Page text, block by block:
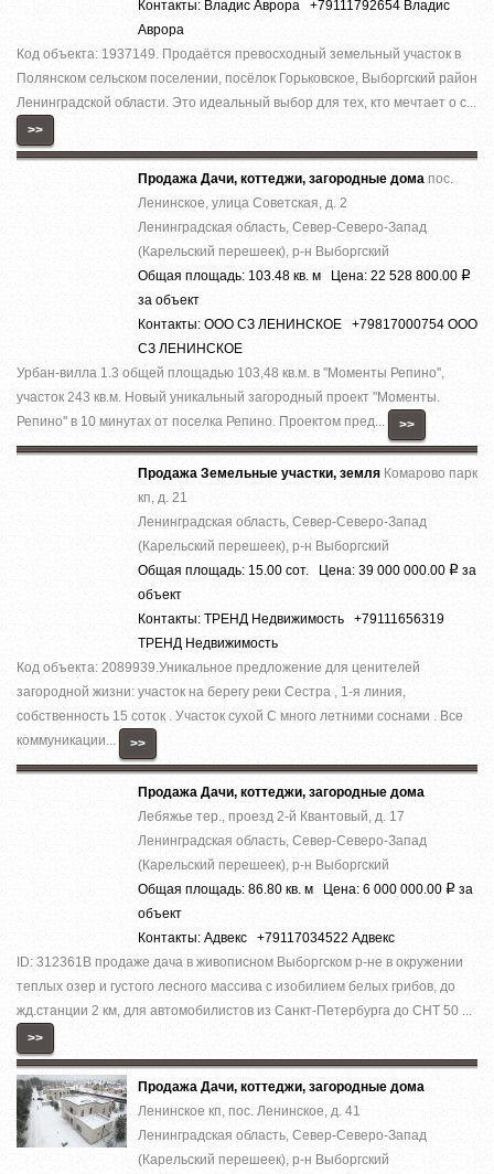
Контакты: Владис Аврора +79111792654 Владис
Аврора
Код объекта: 1937149. Продаётся превосходный земельный участок в
Полянском сельском поселении, посёлок Горьковское, Выборгский район
Ленинградской области. Это идеальный выбор для тех, кто мечтает о с...
>>
Продажа Дачи, коттеджи, загородные дома пос.
Ленинское, улица Советская, д. 2
Ленинградская область, Север-Северо-Запад
(Карельский перешеек), р-н Выборгский
Общая площадь: 103.48 кв. м Цена: 22 528 800.00 Р
за объект
Контакты: ООО СЗ ЛЕНИНСКОЕ +79817000754 ООО
СЗ ЛЕНИНСКОЕ
Урбан-вилла 1.3 общей площадью 103,48 кв.м. в ''Моменты Репино'',
участок 243 кв.м. Новый уникальный загородный проект ''Моменты.
Репино'' в 10 минутах от поселка Репино. Проектом пред...
>>
Продажа Земельные участки, земля Комарово парк
кп, д. 21
Ленинградская область, Север-Северо-Запад
(Карельский перешеек), р-н Выборгский
Общая площадь: 15.00 сот. Цена: 39 000 000.00 Р за
объект
Контакты: ТРЕНД Недвижимость +79111656319
ТРЕНД Недвижимость
Код объекта: 2089939.Уникальное предложение для ценителей
загородной жизни: участок на берегу реки Сестра , 1-я линия,
собственность 15 соток . Участок сухой С много летними соснами . Все
коммуникации...
>>
Продажа Дачи, коттеджи, загородные дома
Лебяжье тер., проезд 2-й Квантовый, д. 17
Ленинградская область, Север-Северо-Запад
(Карельский перешеек), р-н Выборгский
Общая площадь: 86.80 кв. м Цена: 6 000 000.00 Р за
объект
Контакты: Адвекс +79117034522 Адвекс
ID: 312361В продаже дача в живописном Выборгском р-не в окружении
теплых озер и густого лесного массива с изобилием белых грибов, до
жд.станции 2 км, для автомобилистов из Санкт-Петербурга до СНТ 50 ...
>>
Продажа Дачи, коттеджи, загородные дома
Ленинское кп, пос. Ленинское, д. 41
Ленинградская область, Север-Северо-Запад
(Карельский перешеек), р-н Выборгский